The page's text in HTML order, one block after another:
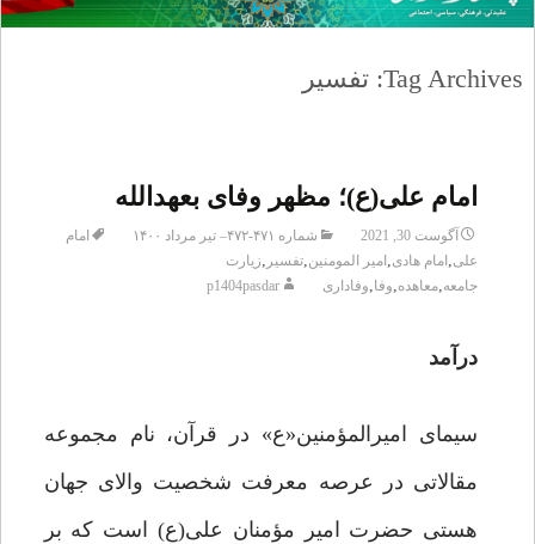
Tag Archives: تفسیر
امام علی(ع)؛ مظهر وفای بعهدالله
آگوست 30, 2021 شماره ۴۷۱-۴۷۲– تیر مرداد ۱۴۰۰
امام
علی, امام هادی, امیر المومنین,تفسیر ,زیارت
جامعه,معاهده,وفا,وفاداری p1404pasdar
درآمد
سیمای امیرالمؤمنین«ع» در قرآن، نام مجموعه
مقالاتی در عرصه معرفت شخصیت والای جهان
هستی حضرت امیر مؤمنان علی(ع) است که بر